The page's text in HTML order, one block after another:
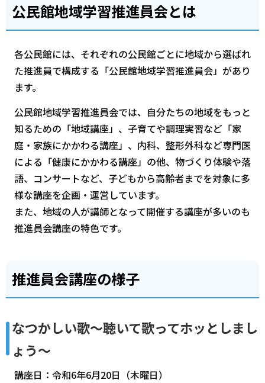
公民館地域学習推進員会とは
各公民館には、それぞれの公民館ごとに地域から選ばれ
た推進員で構成する「公民館地域学習推進員会」があり
ます。
公民館地域学習推進員会では、自分たちの地域をもっと
知るための「地域講座」、子育てや調理実習など「家
庭・家族にかかわる講座」、内科、整形外科など専門医
による「健康にかかわる講座」の他、物づくり体験や落
語、コンサートなど、子どもから高齢者までを対象に多
様な講座を企画・運営しています。
また、地域の人が講師となって開催する講座が多いのも
推進員会講座の特色です。
推進員会講座の様子
なつかしい歌～聴いて歌ってホッとしまし
ょう～
講座日：令和6年6月20日（木曜日）